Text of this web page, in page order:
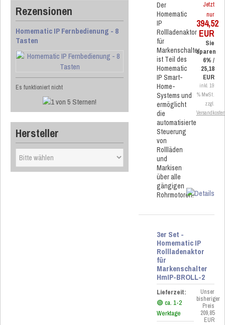
Rezensionen
Homematic IP Fernbedienung - 8
Tasten
Es funktioniert nicht
Hersteller
Der
Homematic
IP
Rollladenaktor
für
Markenschalter
ist Teil des
Homematic
IP Smart-
Home-
Systems und
ermöglicht
die
automatisierte
Steuerung
von
Rollläden
und
Markisen
über alle
gängigen
Rohrmotoren.
Jetzt
nur
394,52
EUR
Sie
sparen
6% /
25,18
EUR
inkl. 19
% MwSt.
zzgl.
Versandkosten
3er Set -
Homematic IP
Rollladenaktor
für
Markenschalter
HmIP-BROLL-2
Lieferzeit:
🟢 ca. 1-2
Werktage
Unser
bisheriger
Preis
209,85
EUR